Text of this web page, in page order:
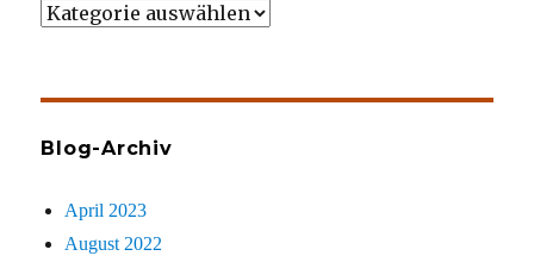
Wer
Blog-Archiv
April 2023
August 2022